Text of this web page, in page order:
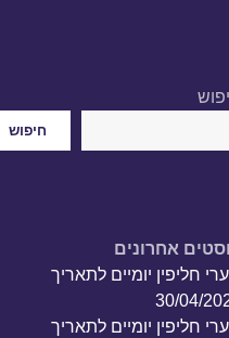
חיפוש
אחרונים
חליפין יומיים לתאריך
30/04/
חליפין יומיים לתאריך